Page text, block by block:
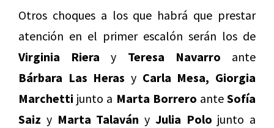
Otros choques a los que habrá que prestar
atención en el primer escalón serán los de
Virginia Riera y Teresa Navarro ante
Bárbara Las Heras y Carla Mesa, Giorgia
Marchetti junto a Marta Borrero anteSofía
Saiz y Marta Talaván y Julia Polo junto a